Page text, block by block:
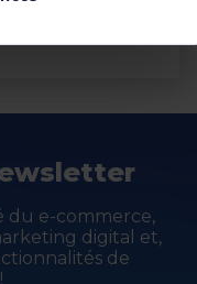
du e-commerce,
digital et,
de